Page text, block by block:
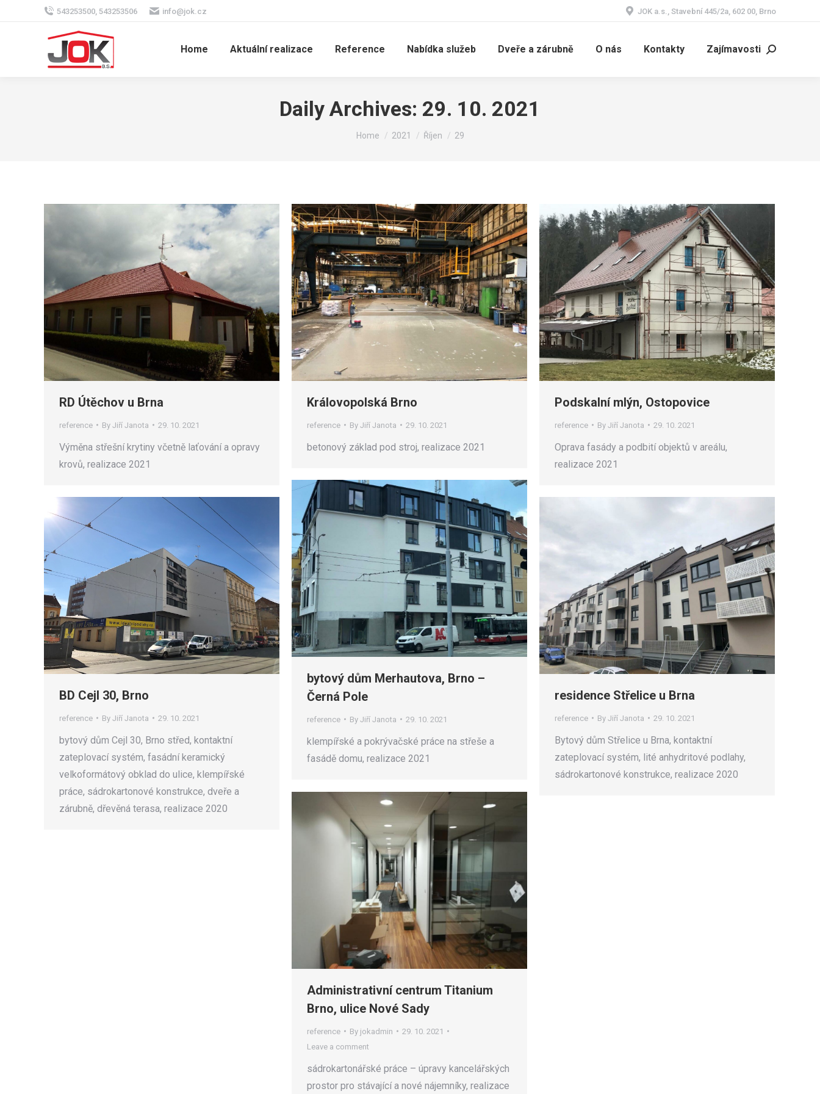
543253500, 543253506 info@jok.cz JOK a.s., Stavební 445/2a, 602 00, Brno
Home Aktuální realizace Reference Nabídka služeb Dveře a zárubně O nás Kontakty Zajímavosti Search:
Daily Archives: 29. 10. 2021
You are here:
Home 2021 Říjen 29
RD Útěchov u Brna
reference By Jiří Janota 29. 10. 2021
Výměna střešní krytiny včetně laťování a opravy
krovů, realizace 2021
Královopolská Brno
reference By Jiří Janota 29. 10. 2021
betonový základ pod stroj, realizace 2021
Podskalní mlýn, Ostopovice
reference By Jiří Janota 29. 10. 2021
Oprava fasády a podbití objektů v areálu,
realizace 2021
bytový dům Merhautova, Brno –
Černá Pole
reference By Jiří Janota 29. 10. 2021
klempířské a pokrývačské práce na střeše a
fasádě domu, realizace 2021
BD Cejl 30, Brno
reference By Jiří Janota 29. 10. 2021
bytový dům Cejl 30, Brno střed, kontaktní
zateplovací systém, fasádní keramický
velkoformátový obklad do ulice, klempířské
práce, sádrokartonové konstrukce, dveře a
zárubně, dřevěná terasa, realizace 2020
residence Střelice u Brna
reference By Jiří Janota 29. 10. 2021
Bytový dům Střelice u Brna, kontaktní
zateplovací systém, lité anhydritové podlahy,
sádrokartonové konstrukce, realizace 2020
Administrativní centrum Titanium
Brno, ulice Nové Sady
reference By jokadmin
29. 10. 2021
Leave a comment
sádrokartonářské práce – úpravy kancelářských
prostor pro stávající a nové nájemníky, realizace